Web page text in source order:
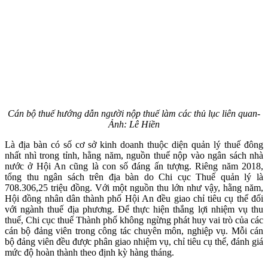
Cán bộ thuế hướng dẫn người nộp thuế làm các thủ lục liên quan-
Ảnh: Lê Hiền
Là địa bàn có số cơ sở kinh doanh thuộc diện quản lý thuế đông
nhất nhì trong tỉnh, hằng năm, nguồn thuế nộp vào ngân sách nhà
nước ở Hội An cũng là con số đáng ấn tượng. Riêng năm 2018,
tổng thu ngân sách trên địa bàn do Chi cục Thuế quản lý là
708.306,25 triệu đồng. Với một nguồn thu lớn như vậy, hằng năm,
Hội đồng nhân dân thành phố Hội An đều giao chỉ tiêu cụ thể đối
với ngành thuế địa phương. Để thực hiện thắng lợi nhiệm vụ thu
thuế, Chi cục thuế Thành phố không ngừng phát huy vai trò của các
cán bộ đảng viên trong công tác chuyên môn, nghiệp vụ. Mỗi cán
bộ đảng viên đều được phân giao nhiệm vụ, chỉ tiêu cụ thể, đánh giá
mức độ hoàn thành theo định kỳ hàng tháng.